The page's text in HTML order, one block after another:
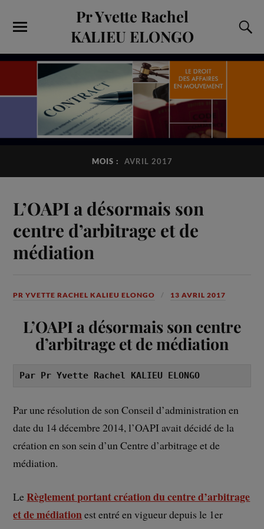
Pr Yvette Rachel
KALIEU ELONGO
MOIS : AVRIL 2017
L’OAPI a désormais son
centre d’arbitrage et de
médiation
PR YVETTE RACHEL KALIEU ELONGO 13 AVRIL 2017
L’OAPI a désormais son centre
d’arbitrage et de médiation
Par Pr Yvette Rachel KALIEU ELONGO
Par une résolution de son Conseil d’administration en
date du 14 décembre 2014, l’OAPI avait décidé de la
création en son sein d’un Centre d’arbitrage et de
médiation.
LeRèglement portant création du centre d’arbitrage
et de médiationest entré en vigueur depuis le 1er